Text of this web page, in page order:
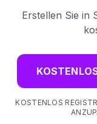
Erstellen Sie in
KOSTENLOS